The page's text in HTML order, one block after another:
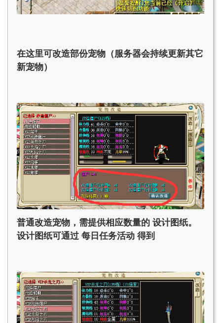
在这里可改造部份宠物（服务器会持续更新其它
新宠物）
普通改造宠物，需提供相应数量的 设计图纸。
设计图纸可通过 每日任务活动 得到